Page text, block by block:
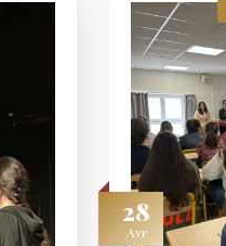
28
Avr